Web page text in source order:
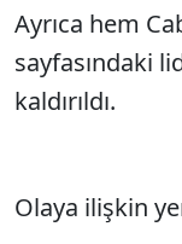
Ayrıca hem
sayfasındaki
kaldırıldı.
Olaya ilişkin